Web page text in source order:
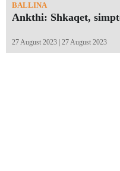
BALLINA
Ankthi: Shkaqet,
27 August 2023 | 27 August 2023